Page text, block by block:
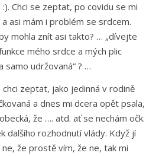
Chci se zeptat, po covidu se mi
asi mám i problém se srdcem.
mohla znít asi takto? … „dívejte
mého srdce a mých plic
samo udržovaná“ ? …
chci zeptat, jako jedinná v rodině
a dnes mi dcera opět psala,
že …. atd. ať se nechám očk.
dalšího rozhodnutí vlády. Když jí
ne, že prostě vím, že ne, tak mi